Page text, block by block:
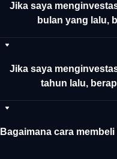
Jika saya
bulan yang lalu,
Jika saya
tahun lalu,
Bagaimana cara